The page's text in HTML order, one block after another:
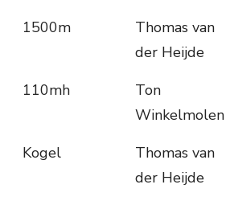
1500m
Thomas van
der Heijde
110mh
Ton
Winkelmolen
Kogel
Thomas van
der Heijde